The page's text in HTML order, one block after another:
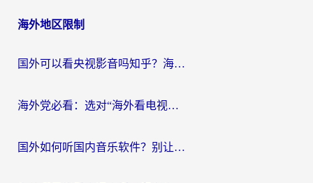
海外地区限制
国外可以看央视影音吗知乎？海外党亲测有效的回国加速方案
海外党必看：选对“海外看电视剧软件”，再也不用愁国内剧刷不了
国外如何听国内音乐软件？别让地域限制，断了你的中文歌单